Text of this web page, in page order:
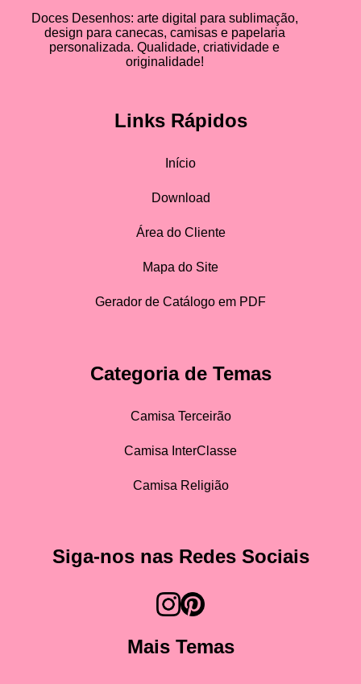
Doces Desenhos: arte digital para sublimação,
design para canecas, camisas e papelaria
personalizada. Qualidade, criatividade e
originalidade!
Links Rápidos
Início
Download
Área do Cliente
Mapa do Site
Gerador de Catálogo em PDF
Categoria de Temas
Camisa Terceirão
Camisa InterClasse
Camisa Religião
Siga-nos nas Redes Sociais
Mais Temas